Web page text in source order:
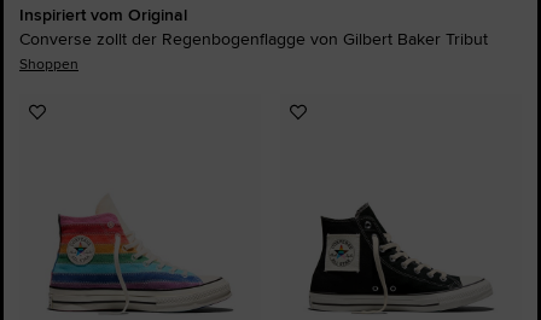
Inspiriert vom Original
Converse zollt der Regenbogenflagge von Gilbert Baker Tribut
Shoppen
Zu
Zu